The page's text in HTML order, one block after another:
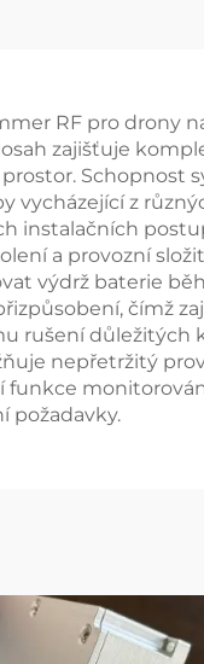
FPV
RF pro drony
zajišťuje
Schopnost
vycházející z
instalačních
a provozní
výdrž baterie
čímž
rušení
nepřetržitý
funkce
požadavky.